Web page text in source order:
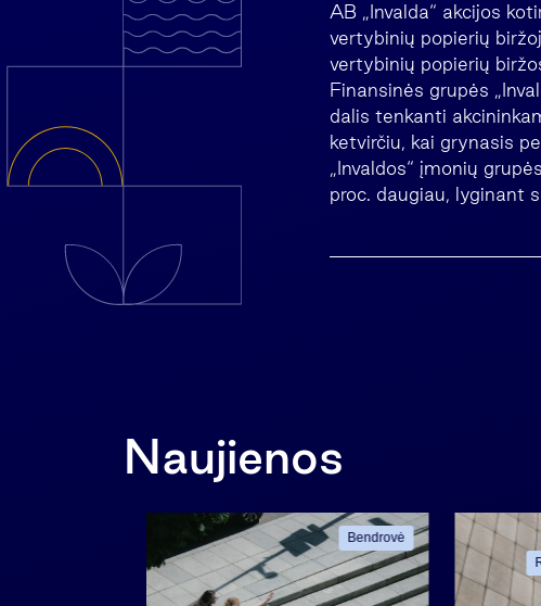
AB „Invalda“ akcijos
vertybinių popierių
vertybinių popierių
Finansinės grupės
dalis tenkanti
ketvirčiu, kai grynasis
„Invaldos“ įmonių
proc. daugiau, lyginant
Naujienos
Bendrovė